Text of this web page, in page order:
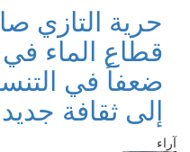
حرية التازي
قطاع الماء
ضعفاً في
إلى ثقافة
آراء